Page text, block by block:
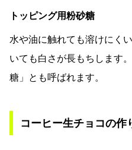
トッピング用粉砂糖
水や油に触れても溶けにく
いても白さが長もちします
糖」とも呼ばれます。
コーヒー生チョコの作